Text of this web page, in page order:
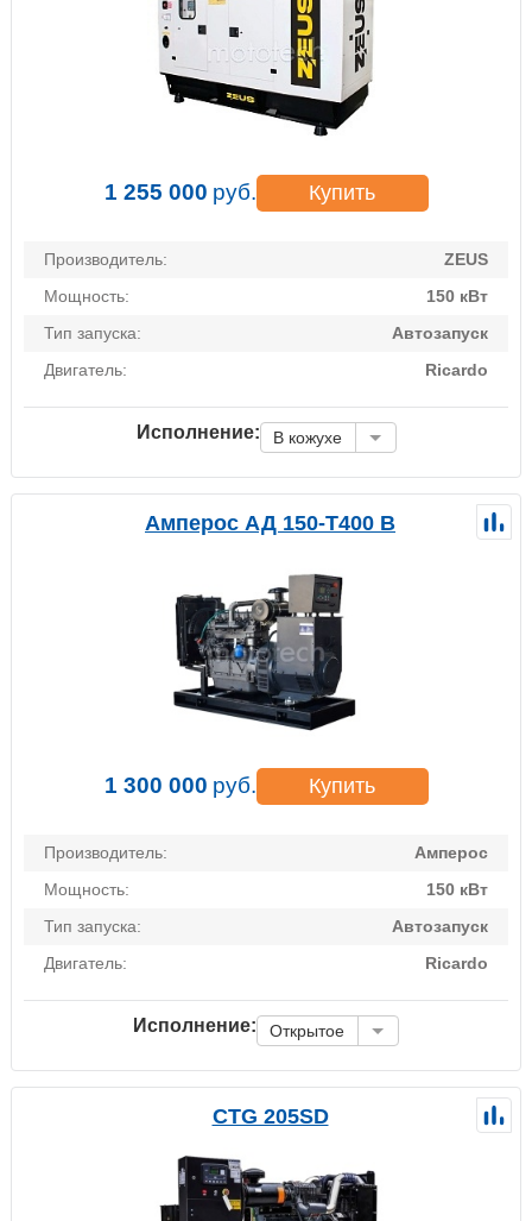
1 255 000 руб. Купить
Производитель:
ZEUS
Мощность:
150 кВт
Тип запуска:
Автозапуск
Двигатель:
Ricardo
Исполнение: В кожухе
Амперос АД 150-Т400 B
1 300 000 руб. Купить
Производитель:
Амперос
Мощность:
150 кВт
Тип запуска:
Автозапуск
Двигатель:
Ricardo
Исполнение: Открытое
CTG 205SD